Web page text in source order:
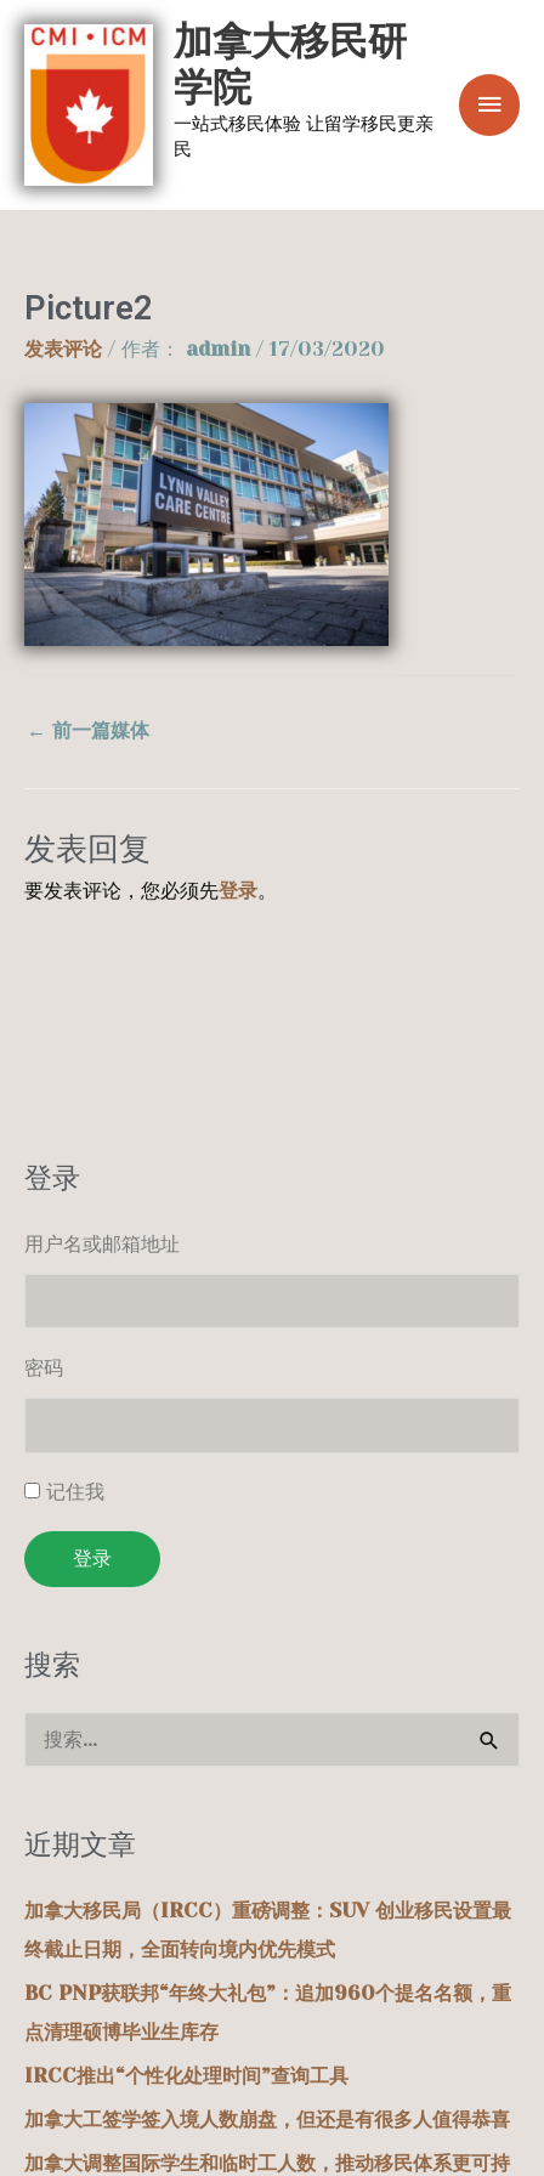
跳
加拿大移民研
学院
一站式移民体验 让留学移民更亲
民
菜
单
Picture2
发表评论 / 作者： admin / 17/03/2020
← 前一篇媒体
发表回复
要发表评论，您必须先登录。
登录
用户名或邮箱地址
密码
记住我
登录
搜索
近期文章
加拿大移民局（IRCC）重磅调整：SUV 创业移民设置最
终截止日期，全面转向境内优先模式
BC PNP获联邦“年终大礼包”：追加960个提名名额，重
点清理硕博毕业生库存
IRCC推出“个性化处理时间”查询工具
加拿大工签学签入境人数崩盘，但还是有很多人值得恭喜
加拿大调整国际学生和临时工人数，推动移民体系更可持